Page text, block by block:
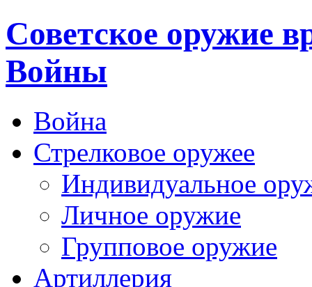
Cоветское оружие
Войны
Война
Стрелковое оружее
Индивидуальное
Личное оружие
Групповое оружие
Артиллерия